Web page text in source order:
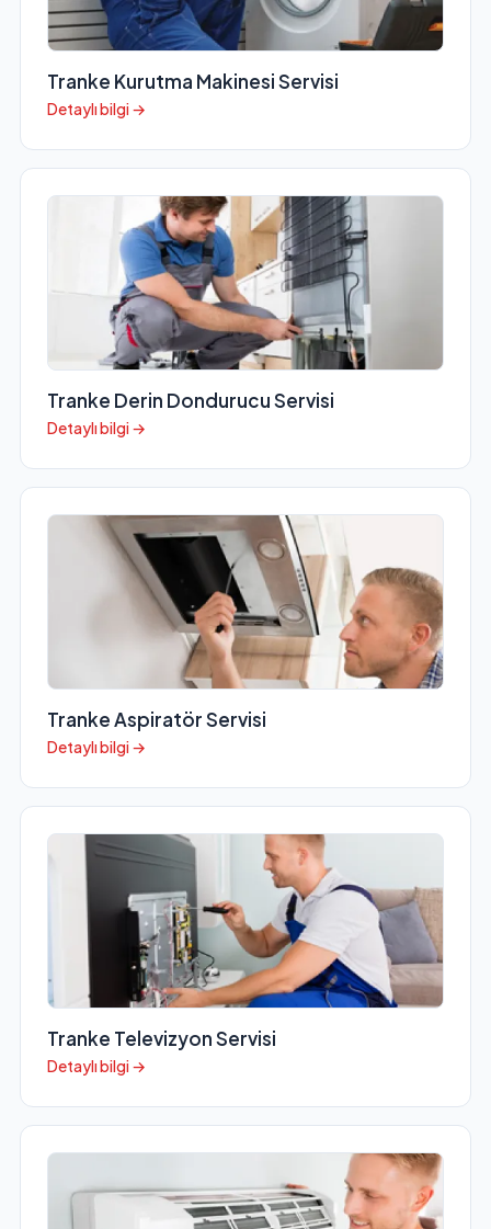
Tranke Kurutma Makinesi Servisi
Detaylı bilgi →
Tranke Derin Dondurucu Servisi
Detaylı bilgi →
Tranke Aspiratör Servisi
Detaylı bilgi →
Tranke Televizyon Servisi
Detaylı bilgi →